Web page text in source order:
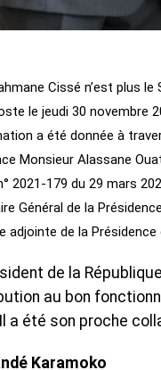
Cissé n’est plus le
le jeudi 30 novembre
a été donnée à
Monsieur Alassane
2021-179 du 29 mars
Général de la
adjointe de la
de la
au bon
a été son proche
Karamoko